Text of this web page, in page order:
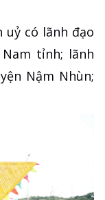
uỷ có lãnh đạo
tỉnh; lãnh
Nậm Nhùn;